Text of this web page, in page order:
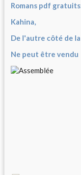
Romans pdf
Kahina,
De l'autre côté de
Ne peut être vendu